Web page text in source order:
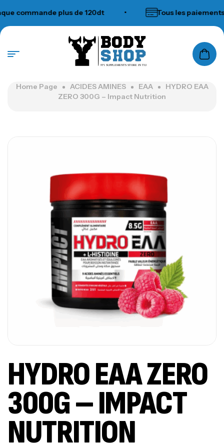
commande plus de 120dt Tous les paiements
N°1 SUPPLEMENTS STORE IN TUNISIA
Home Page ACIDES AMINES EAA
HYDRO EAA
ZERO 300G – Impact Nutrition
HYDRO EAA ZERO
300G – IMPACT
NUTRITION